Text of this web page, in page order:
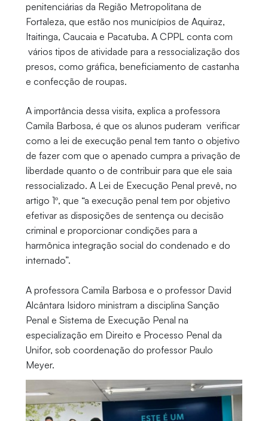
penitenciárias da Região Metropolitana de
Fortaleza, que estão nos municípios de Aquiraz,
Itaitinga, Caucaia e Pacatuba. A CPPL conta com
vários tipos de atividade para a ressocialização dos
presos, como gráfica, beneficiamento de castanha
e confecção de roupas.
A importância dessa visita, explica a professora
Camila Barbosa, é que os alunos puderam verificar
como a lei de execução penal tem tanto o objetivo
de fazer com que o apenado cumpra a privação de
liberdade quanto o de contribuir para que ele saia
ressocializado. A Lei de Execução Penal prevê, no
artigo 1º, que “a execução penal tem por objetivo
efetivar as disposições de sentença ou decisão
criminal e proporcionar condições para a
harmônica integração social do condenado e do
internado”.
A professora Camila Barbosa e o professor David
Alcântara Isidoro ministram a disciplina Sanção
Penal e Sistema de Execução Penal na
especialização em Direito e Processo Penal da
Unifor, sob coordenação do professor Paulo
Meyer.